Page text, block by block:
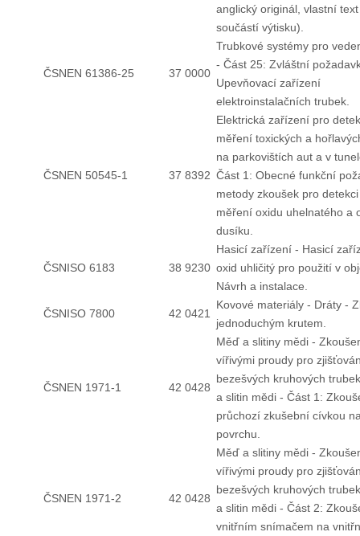
anglický originál, vlastní
součástí výtisku).
ČSNEN 61386-25 37 0000
Trubkové systémy pro
- Část 25: Zvláštní
Upevňovací zařízení
elektroinstalačních trubek.
ČSNEN 50545-1 37 8392
Elektrická zařízení pro
měření toxických a
na parkovištích aut a v
Část 1: Obecné funkční
metody zkoušek pro
měření oxidu uhelnatého a
dusíku.
ČSNISO 6183 38 9230
Hasicí zařízení - Hasicí
oxid uhličitý pro použití v
Návrh a instalace.
ČSNISO 7800 42 0421
Kovové materiály - Dráty -
jednoduchým krutem.
ČSNEN 1971-1 42 0428
Měď a slitiny mědi -
vířivými proudy pro
bezešvých kruhových
a slitin mědi - Část 1:
průchozí zkušební cívkou
povrchu.
ČSNEN 1971-2 42 0428
Měď a slitiny mědi -
vířivými proudy pro
bezešvých kruhových
a slitin mědi - Část 2:
vnitřním snímačem na